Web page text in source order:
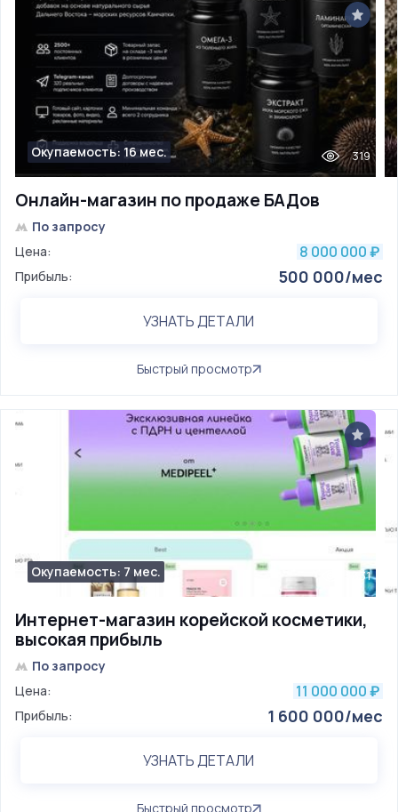
Онлайн-магазин по продаже БАДов
Окупаемость: 16 мес. 319
По запросу
Цена:
8 000 000 ₽
Прибыль: 500 000/мес
УЗНАТЬ ДЕТАЛИ
Быстрый просмотр
Интернет-магазин корейской косметики,
высокая прибыль
Окупаемость: 7 мес. 331
По запросу
Цена:
11 000 000 ₽
Прибыль: 1 600 000/мес
УЗНАТЬ ДЕТАЛИ
Быстрый просмотр